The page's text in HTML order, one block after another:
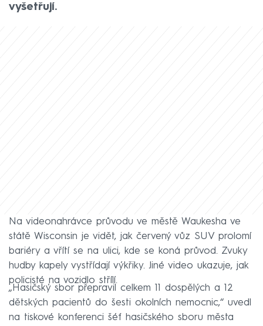
vyšetřují.
Na videonahrávce průvodu ve městě Waukesha ve
státě Wisconsin je vidět, jak červený vůz SUV prolomí
bariéry a vřítí se na ulici, kde se koná průvod. Zvuky
hudby kapely vystřídají výkřiky. Jiné video ukazuje, jak
policisté na vozidlo střílí.
„Hasičský sbor přepravil celkem 11 dospělých a 12
dětských pacientů do šesti okolních nemocnic,“ uvedl
na tiskové konferenci šéf hasičského sboru města